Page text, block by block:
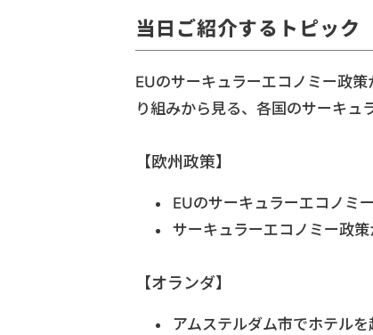
当日ご紹介するトピック
EUのサーキュラーエコノミー政
り組みから見る、各国のサーキュ
【欧州政策】
EUのサーキュラーエコノミ
サーキュラーエコノミー政
【オランダ】
アムステルダム市でホテル